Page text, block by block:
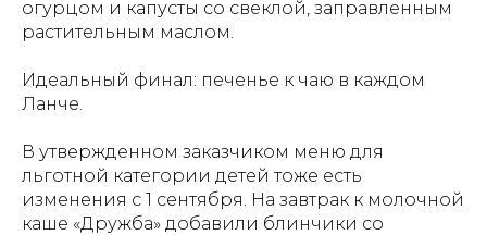
огурцом и капусты со свеклой, заправленным
растительным маслом.
Идеальный финал: печенье к чаю в каждом
Ланче.
В утвержденном заказчиком меню для
льготной категории детей тоже есть
изменения с 1 сентября. На завтрак к молочной
каше «Дружба» добавили блинчики со